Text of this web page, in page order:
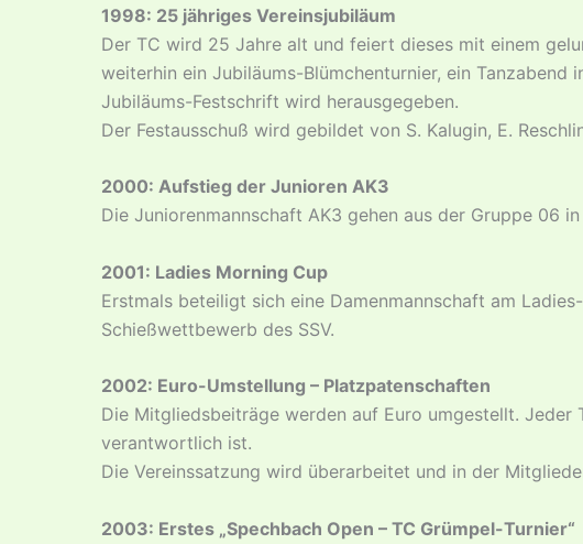
1998: 25 jähriges Vereinsjubiläum
Der TC wird 25 Jahre alt und feiert dieses mit einem
weiterhin ein Jubiläums-Blümchenturnier, ein
Jubiläums-Festschrift wird herausgegeben.
Der Festausschuß wird gebildet von S. Kalugin, E.
2000: Aufstieg der Junioren AK3
Die Juniorenmannschaft AK3 gehen aus der Gruppe 06
2001: Ladies Morning Cup
Erstmals beteiligt sich eine Damenmannschaft am
Schießwettbewerb des SSV.
2002: Euro-Umstellung – Platzpatenschaften
Die Mitgliedsbeiträge werden auf Euro umgestellt.
verantwortlich ist.
Die Vereinssatzung wird überarbeitet und in der
2003: Erstes „Spechbach Open – TC Grümpel-Turnier“